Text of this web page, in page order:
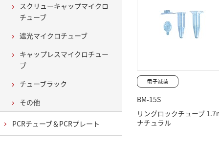
BM-15S
リングロックチューブ
ナチュラル
スクリューキャップマイクロ
チューブ
遮光マイクロチューブ
キャップレスマイクロチュー
ブ
チューブラック
その他
PCRチューブ＆PCRプレート